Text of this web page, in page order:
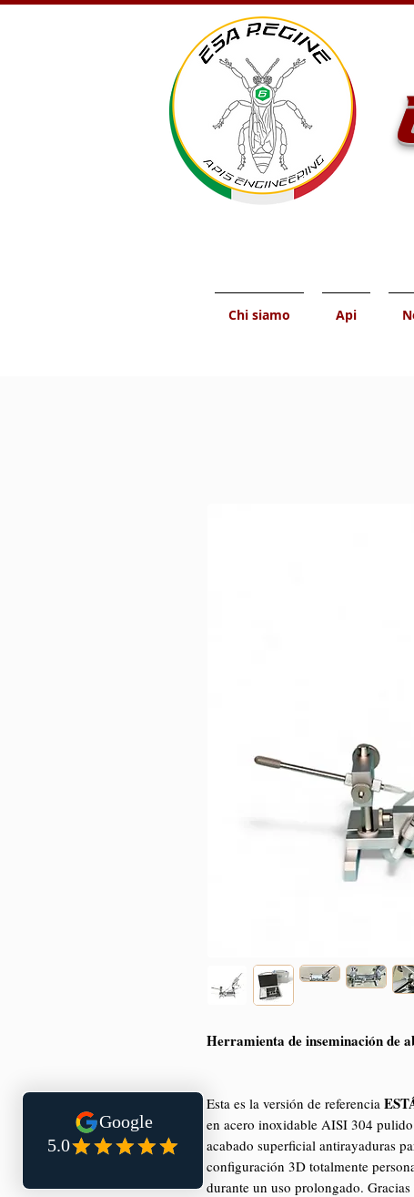
Chi siamo Api
Herramienta de inseminación de
Esta es la versión de referencia
en acero inoxidable AISI 304
acabado superficial antirayaduras
configuración 3D totalmente
durante un uso prolongado.